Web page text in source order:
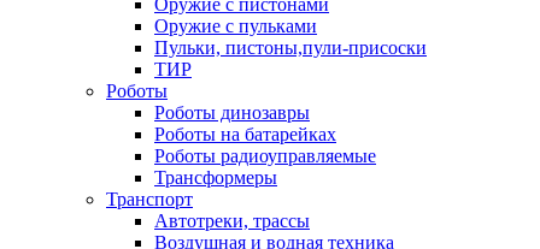
Оружие с пистонами
Оружие с пульками
Пульки, пистоны,пули-присоски
ТИР
Роботы
Роботы динозавры
Роботы на батарейках
Роботы радиоуправляемые
Трансформеры
Транспорт
Автотреки, трассы
Воздушная и водная техника